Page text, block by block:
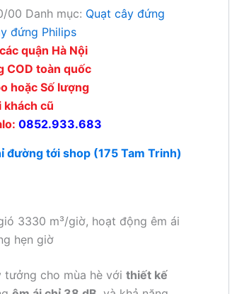
00 Danh mục: Quạt cây đứng
đứng Philips
quận Hà Nội
COD toàn quốc
hoặc Số lượng
khách cũ
0852.933.683
đường tới shop (175 Tam Trinh)
3330 m³/giờ, hoạt động êm ái
hẹn giờ
tưởng cho mùa hè với thiết kế